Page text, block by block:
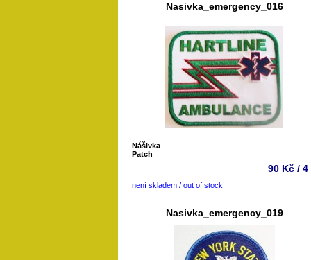
Nasivka_emergency_016
Nášivka
Patch
90 Kč / 4
není skladem / out of stock
Nasivka_emergency_019